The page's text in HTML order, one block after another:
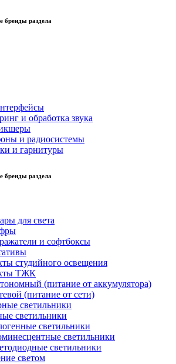
бренды раздела
и обработка звука
и радиосистемы
и гарнитуры
бренды раздела
для света
и софтбоксы
студийного освещения
ТЖК
(питание от аккумулятора)
(питание от сети)
светильники
светильники
светильники
светильники
светильники
светом